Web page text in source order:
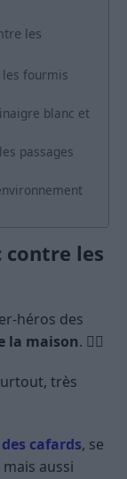
les
fourmis
blanc et
passages
contre les
héros des
la maison. 🦸‍♂️
très
cafards, se
mais aussi